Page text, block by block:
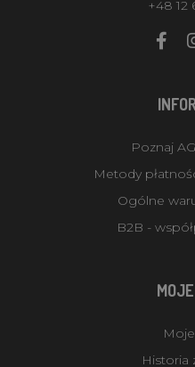
+48 12
Poznaj
Metody
Ogólne
B2B -
Historia